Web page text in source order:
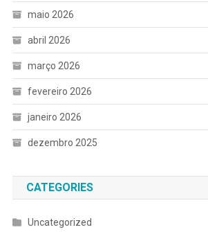
maio 2026
abril 2026
março 2026
fevereiro 2026
janeiro 2026
dezembro 2025
CATEGORIES
Uncategorized